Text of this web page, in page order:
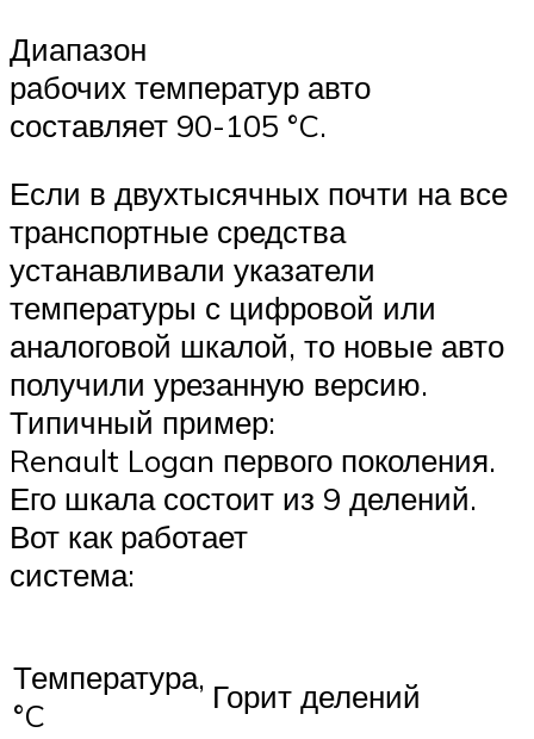
Диапазон
рабочих температур авто
составляет 90-105 °C.
Если в двухтысячных почти на все
транспортные средства
устанавливали указатели
температуры с цифровой или
аналоговой шкалой, то новые авто
получили урезанную версию.
Типичный пример:
Renault Logan первого поколения.
Его шкала состоит из 9 делений.
Вот как работает
система:
Температура,
°C
Горит делений